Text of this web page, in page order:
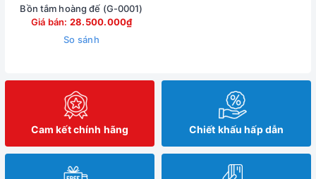
Bồn tắm hoàng đế (G-0001)
Giá bán: 28.500.000₫
So sánh
Cam kết chính hãng Chiết khấu hấp dẫn